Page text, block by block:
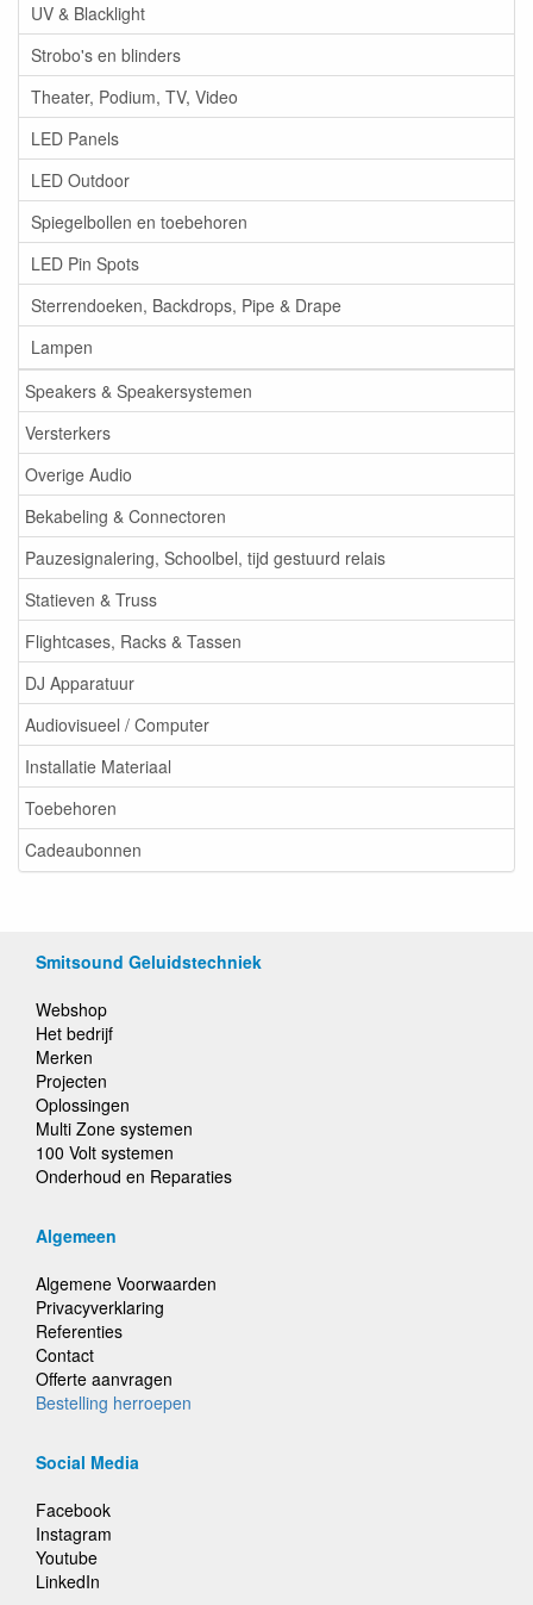
UV & Blacklight
Strobo's en blinders
Theater, Podium, TV, Video
LED Panels
LED Outdoor
Spiegelbollen en toebehoren
LED Pin Spots
Sterrendoeken, Backdrops, Pipe & Drape
Lampen
Speakers & Speakersystemen
Versterkers
Overige Audio
Bekabeling & Connectoren
Pauzesignalering, Schoolbel, tijd gestuurd relais
Statieven & Truss
Flightcases, Racks & Tassen
DJ Apparatuur
Audiovisueel / Computer
Installatie Materiaal
Toebehoren
Cadeaubonnen
Smitsound Geluidstechniek
Webshop
Het bedrijf
Merken
Projecten
Oplossingen
Multi Zone systemen
100 Volt systemen
Onderhoud en Reparaties
Algemeen
Algemene Voorwaarden
Privacyverklaring
Referenties
Contact
Offerte aanvragen
Bestelling herroepen
Social Media
Facebook
Instagram
Youtube
LinkedIn